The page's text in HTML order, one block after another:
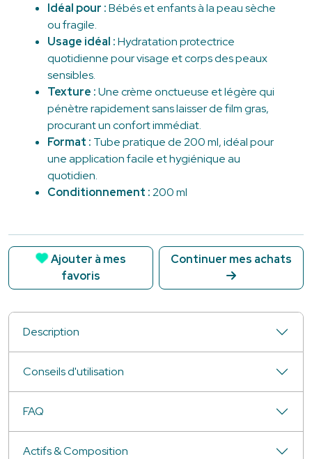
Idéal pour :Bébés et enfants à la peau sèche
ou fragile.
Usage idéal :Hydratation protectrice
quotidienne pour visage et corps des peaux
sensibles.
Texture :Une crème onctueuse et légère qui
pénètre rapidement sans laisser de film gras,
procurant un confort immédiat.
Format : Tube pratique de 200 ml, idéal pour
une application facile et hygiénique au
quotidien.
Conditionnement :200 ml
Ajouter à mes
favoris
Continuer mes achats
Description
Conseils d'utilisation
FAQ
Actifs & Composition